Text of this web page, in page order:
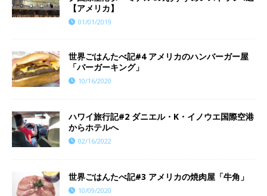
【アメリカ】
01/01/2019
世界ごはんたべ記#4 アメリカのハンバーガー屋
「バーガーキング」
10/16/2020
ハワイ旅行記#2 ダニエル・K・イノウエ国際空港
からホテルへ
02/16/2022
世界ごはんたべ記#3 アメリカの焼肉屋「牛角」
10/09/2020